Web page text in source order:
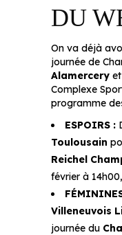
DU
On va déjà
journée de
Alamercery et
Complexe
programme
ESPOIRS :
Toulousain
Reichel
février à
Villeneuvois
journée du